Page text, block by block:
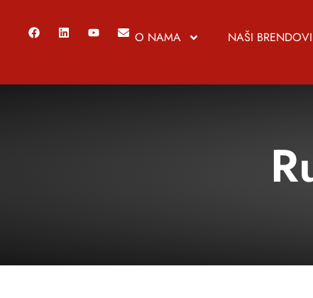
O NAMA NAŠI BRENDOVI